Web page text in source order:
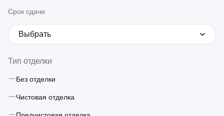
Срок сдачи
Выбрать
Тип отделки
Без отделки
Чистовая отделка